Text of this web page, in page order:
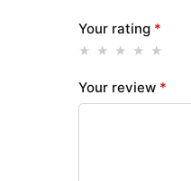
Your rating *
Your review *